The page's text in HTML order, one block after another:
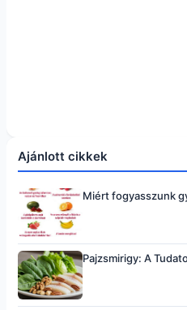
Ajánlott cikkek
Miért fogyasszunk
Pajzsmirigy: A